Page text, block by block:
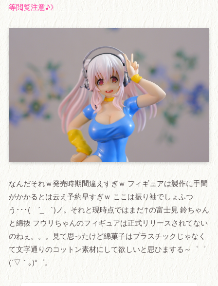
等閲覧注意♪》
なんだそれｗ発売時期間違えすぎｗ フィギュアは製作に手間
がかかるとは云え予約早すぎｗ ここは振り袖でしょふつ
う･･･( ´_ゝ`)ノ。それと現時点ではまだ↑の富士見 鈴ちゃん
と綿抜 フウリちゃんのフィギュアは正式リリースされてない
のねぇ。。。見て思ったけど綿菓子はプラスチックじゃなく
て文字通りのコットン素材にして欲しいと思ひまする～゜゜
(´▽｀｡)°゜。